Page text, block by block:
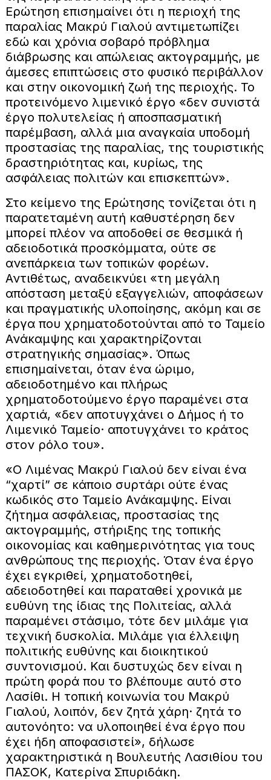
Ερώτηση επισημαίνει ότι η περιοχή της
παραλίας Μακρύ Γιαλού αντιμετωπίζει
εδώ και χρόνια σοβαρό πρόβλημα
διάβρωσης και απώλειας ακτογραμμής, με
άμεσες επιπτώσεις στο φυσικό περιβάλλον
και στην οικονομική ζωή της περιοχής. Το
προτεινόμενο λιμενικό έργο «δεν συνιστά
έργο πολυτελείας ή αποσπασματική
παρέμβαση, αλλά μια αναγκαία υποδομή
προστασίας της παραλίας, της τουριστικής
δραστηριότητας και, κυρίως, της
ασφάλειας πολιτών και επισκεπτών».
Στο κείμενο της Ερώτησης τονίζεται ότι η
παρατεταμένη αυτή καθυστέρηση δεν
μπορεί πλέον να αποδοθεί σε θεσμικά ή
αδειοδοτικά προσκόμματα, ούτε σε
ανεπάρκεια των τοπικών φορέων.
Αντιθέτως, αναδεικνύει «τη μεγάλη
απόσταση μεταξύ εξαγγελιών, αποφάσεων
και πραγματικής υλοποίησης, ακόμη και σε
έργα που χρηματοδοτούνται από το Ταμείο
Ανάκαμψης και χαρακτηρίζονται
στρατηγικής σημασίας». Όπως
επισημαίνεται, όταν ένα ώριμο,
αδειοδοτημένο και πλήρως
χρηματοδοτούμενο έργο παραμένει στα
χαρτιά, «δεν αποτυγχάνει ο Δήμος ή το
Λιμενικό Ταμείο· αποτυγχάνει το κράτος
στον ρόλο του».
«Ο Λιμένας Μακρύ Γιαλού δεν είναι ένα
“χαρτί” σε κάποιο συρτάρι ούτε ένας
κωδικός στο Ταμείο Ανάκαμψης. Είναι
ζήτημα ασφάλειας, προστασίας της
ακτογραμμής, στήριξης της τοπικής
οικονομίας και καθημερινότητας για τους
ανθρώπους της περιοχής. Όταν ένα έργο
έχει εγκριθεί, χρηματοδοτηθεί,
αδειοδοτηθεί και παραταθεί χρονικά με
ευθύνη της ίδιας της Πολιτείας, αλλά
παραμένει στάσιμο, τότε δεν μιλάμε για
τεχνική δυσκολία. Μιλάμε για έλλειψη
πολιτικής ευθύνης και διοικητικού
συντονισμού. Και δυστυχώς δεν είναι η
πρώτη φορά που το βλέπουμε αυτό στο
Λασίθι. Η τοπική κοινωνία του Μακρύ
Γιαλού, λοιπόν, δεν ζητά χάρη· ζητά το
αυτονόητο: να υλοποιηθεί ένα έργο που
έχει ήδη αποφασιστεί», δήλωσε
χαρακτηριστικά η Βουλευτής Λασιθίου του
ΠΑΣΟΚ, Κατερίνα Σπυριδάκη.